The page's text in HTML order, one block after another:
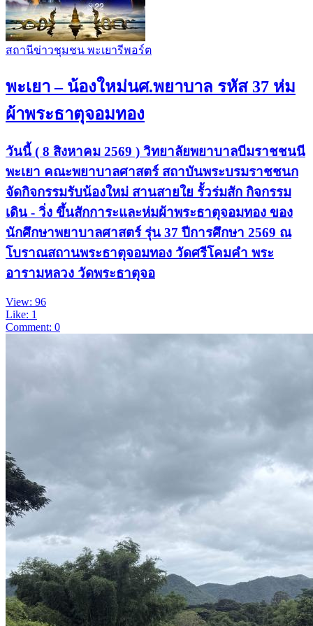
สถานีข่าวชุมชน พะเยารีพอร์ต
พะเยา – น้องใหม่นศ.พยาบาล รหัส 37 ห่ม
ผ้าพระธาตุจอมทอง
วันนี้ ( 8 สิงหาคม 2569 ) วิทยาลัยพยาบาลบีมราชชนนี
พะเยา คณะพยาบาลศาสตร์ สถาบันพระบรมราชชนก
จัดกิจกรรมรับน้องใหม่ สานสายใย รั้วร่มสัก กิจกรรม
เดิน - วิ่ง ขึ้นสักการะและห่มผ้าพระธาตุจอมทอง ของ
นักศึกษาพยาบาลศาสตร์ รุ่น 37 ปีการศึกษา 2569 ณ
โบราณสถานพระธาตุจอมทอง วัดศรีโคมคำ พระ
อารามหลวง วัดพระธาตุจอ
View: 96
Like: 1
Comment: 0